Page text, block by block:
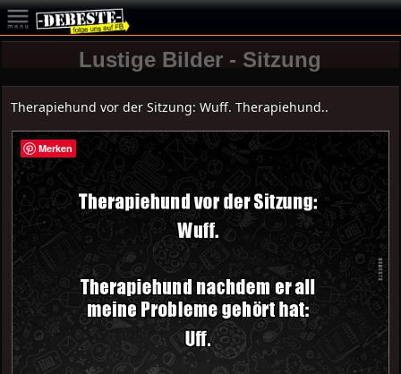
Lustige Bilder - Sitzung
Therapiehund vor der Sitzung: Wuff. Therapiehund..
Merken